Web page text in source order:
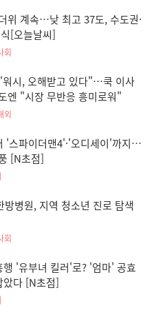
위 계속…낮 최고 37도, 수도권·
[오늘날씨]
회
워시, 오해받고 있다"…쿡 이사
엔 "시장 무반응 흥미로워"
외
'스파이더맨4'·'오디세이'까지…
[N초점]
방병원, 지역 청소년 진로 탐색
회
'유부녀 킬러'로? '엄마' 공효
았다 [N초점]